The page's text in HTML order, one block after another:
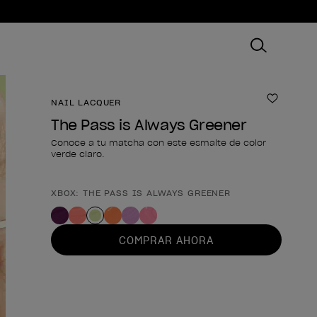
NAIL LACQUER Añadir
The Pass is Always Greener
Conoce a tu matcha con este esmalte de color
verde claro.
Forma del producto
XBOX: THE PASS IS ALWAYS GREENER
COMPRAR AHORA